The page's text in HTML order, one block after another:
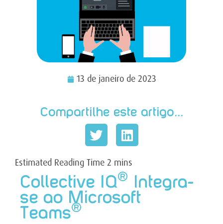
13 de janeiro de 2023
Compartilhe este artigo...
Collective IQ® Integra-
se ao Microsoft
Teams®